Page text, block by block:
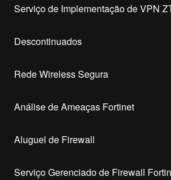
Serviço de Implementação de VPN
Descontinuados
Rede Wireless Segura
Análise de Ameaças Fortinet
Aluguel de Firewall
Serviço Gerenciado de Firewall